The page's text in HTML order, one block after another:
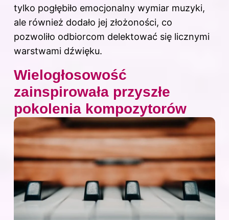
tylko pogłębiło emocjonalny wymiar muzyki,
ale również dodało jej złożoności, co
pozwoliło odbiorcom delektować się licznymi
warstwami dźwięku.
Wielogłosowość
zainspirowała przyszłe
pokolenia kompozytorów